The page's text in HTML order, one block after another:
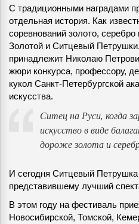
С традиционными наградами
отдельная история. Как
соревнований золото,
Золотой и Ситцевый Петрушки.
принадлежит Николаю
жюри конкурса, профессору,
кукол Санкт-Петербургской
искусства.
Ситец на Руси, когда
искусство в виде
дороже золота и
И сегодня Ситцевый Петрушка
представившему лучший
В этом году на фестиваль
Новосибирской, Томской,